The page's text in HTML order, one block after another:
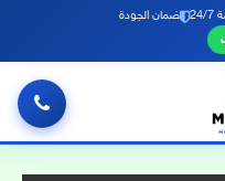
7 ضمان الجودة